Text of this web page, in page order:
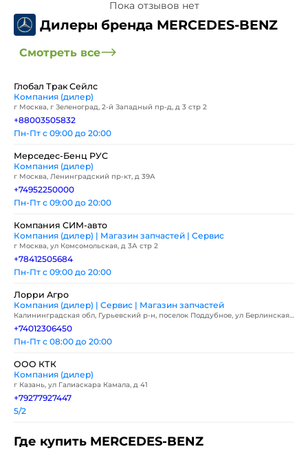
Пока отзывов нет
Дилеры бренда MERCEDES-BENZ
Смотреть все
Глобал Трак Сейлс
Компания (дилер)
г Москва, г Зеленоград, 2-й Западный пр-д, д 3 стр 2
+88003505832
Пн-Пт с 09:00 до 20:00
Мерседес-Бенц РУС
Компания (дилер)
г Москва, Ленинградский пр-кт, д 39А
+74952250000
Пн-Пт с 09:00 до 20:00
Компания СИМ-авто
Компания (дилер) | Магазин запчастей | Сервис
г Москва, ул Комсомольская, д 3А стр 2
+78412505684
Пн-Пт с 09:00 до 20:00
Лорри Агро
Компания (дилер) | Сервис | Магазин запчастей
Калининградская обл, Гурьевский р-н, поселок Поддубное, ул Берлинская,
д 1
+74012306450
Пн-Пт с 08:00 до 20:00
ООО КТК
Компания (дилер)
г Казань, ул Галиаскара Камала, д 41
+79277927447
5/2
Где купить MERCEDES-BENZ